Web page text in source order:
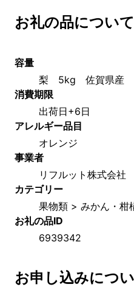
お礼の品について
容量
梨　5kg　佐賀県産
消費期限
出荷日+6日
アレルギー品目
オレンジ
事業者
リフルット株式会社
カテゴリー
果物類 > みかん・柑
お礼の品ID
6939342
お申し込みにつ